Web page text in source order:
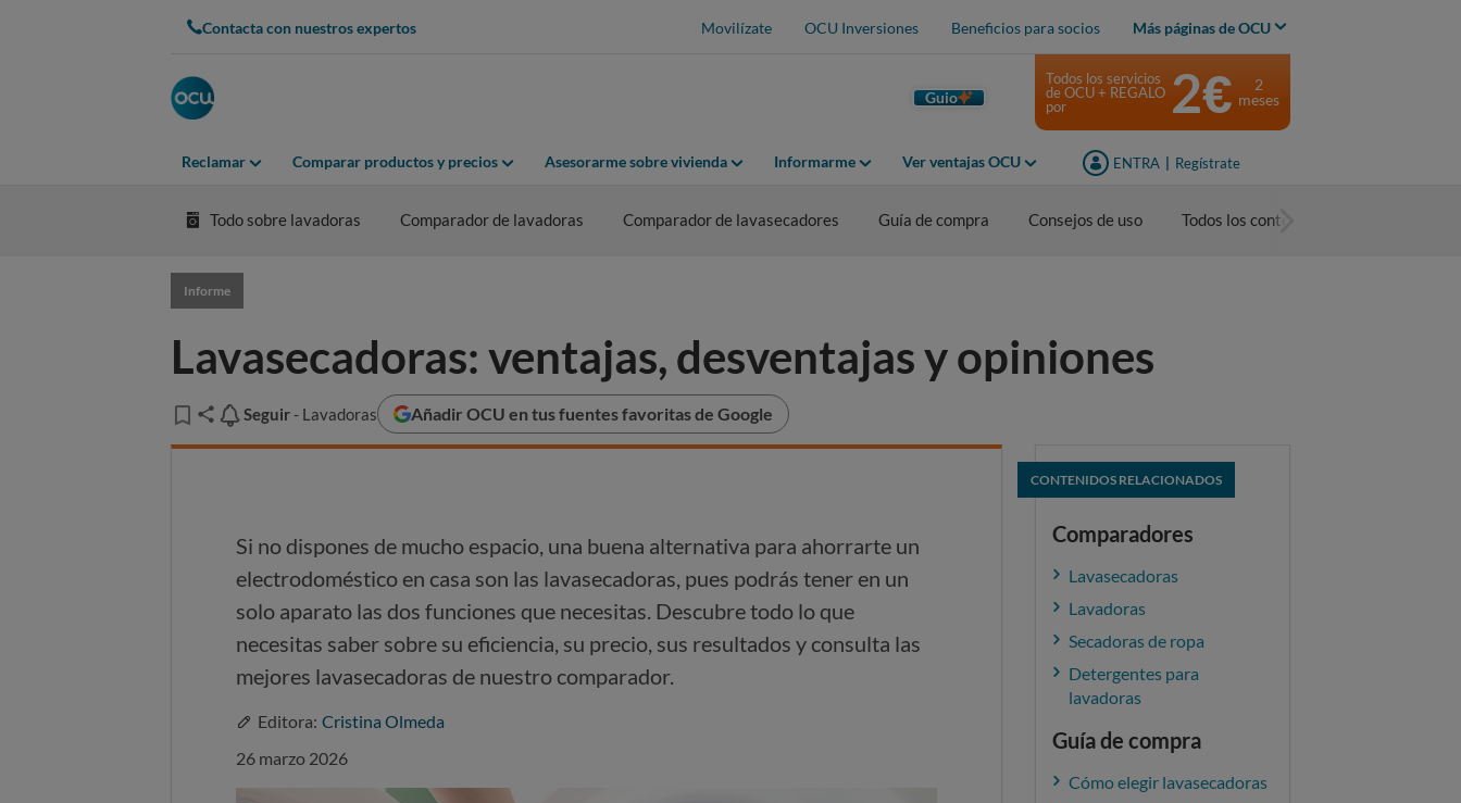
Contacta con nuestros expertos Movilízate OCU Inversiones Beneficios para socios Más páginas de OCU
Guio
Reclamar Comparar productos y precios Asesorarme sobre vivienda Informarme Ver ventajas OCU ENTRA Regístrate
Todos los servicios
de OCU + REGALO
por
2€
2
meses
Todo sobre lavadoras Comparador de lavadoras Comparador de lavasecadores Guía de compra Consejos de uso Todos los contenidos
Informe
Lavasecadoras: ventajas, desventajas y opiniones
Seguir
Seguir - Lavadoras Añadir OCU en tus fuentes favoritas de Google
Si no dispones de mucho espacio, una buena alternativa para ahorrarte un
electrodoméstico en casa son las lavasecadoras, pues podrás tener en un
solo aparato las dos funciones que necesitas. Descubre todo lo que
necesitas saber sobre su eficiencia, su precio, sus resultados y consulta las
mejores lavasecadoras de nuestro comparador.
Editora: Cristina Olmeda
26 marzo 2026
CONTENIDOS RELACIONADOS
Comparadores
Lavasecadoras
Lavadoras
Secadoras de ropa
Detergentes para
lavadoras
Guía de compra
Cómo elegir lavasecadoras